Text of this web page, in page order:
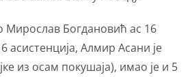
Мирослав Богдановић ас 16
асистенција, Алмир Асани је
из осам покушаја), имао је и 5